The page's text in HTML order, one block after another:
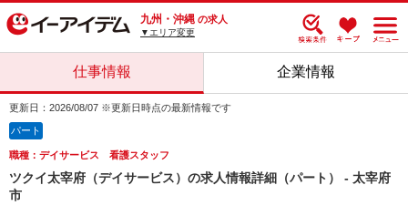
九州・沖縄 の求人
▼エリア変更
仕事情報 企業情報
更新日：2026/08/07 ※更新日時点の最新情報です
パート
職種：デイサービス 看護スタッフ
ツクイ太宰府（デイサービス）の求人情報詳細（パート） - 太宰府
市